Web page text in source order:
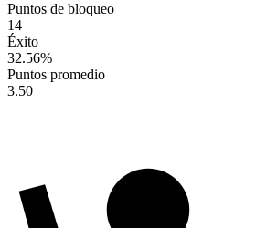
Puntos de bloqueo
14
Éxito
32.56%
Puntos promedio
3.50